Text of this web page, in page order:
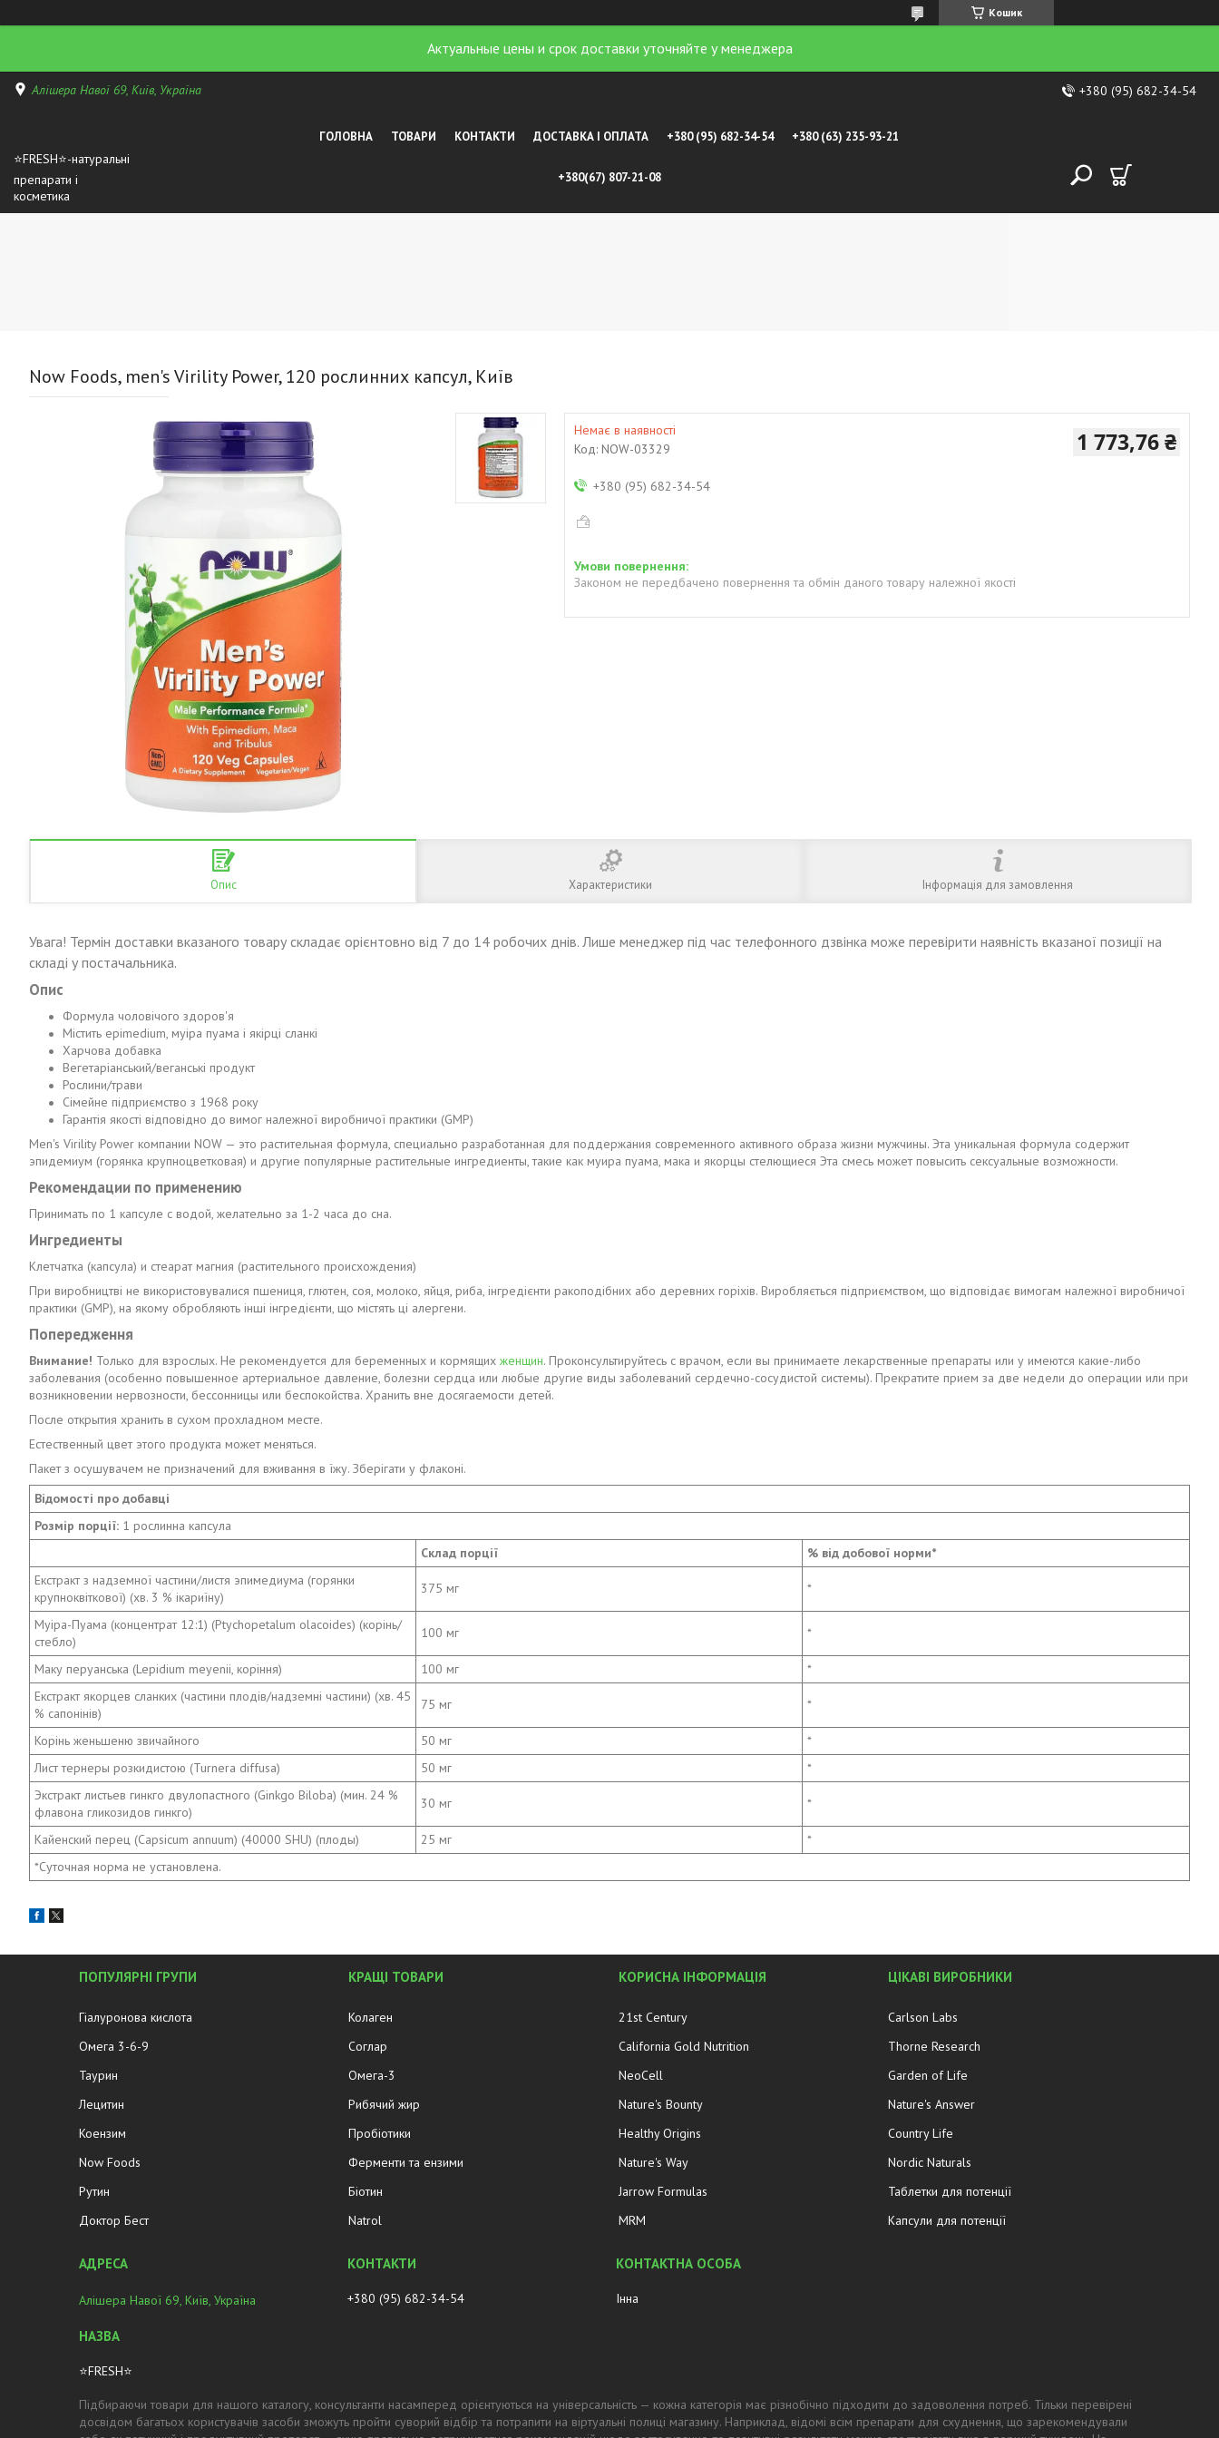
Кошик
Актуальные цены и срок доставки уточняйте у менеджера
Алішера Навої 69, Київ, Україна +380 (95) 682-34-54
⭐FRESH⭐-натуральні
препарати і
косметика
ГОЛОВНА ТОВАРИ КОНТАКТИ ДОСТАВКА І ОПЛАТА +380 (95) 682-34-54 +380 (63) 235-93-21
+380(67) 807-21-08
Now Foods, men's Virility Power, 120 рослинних капсул, Київ
Немає в наявності
Код: NOW-03329 1 773,76 ₴
+380 (95) 682-34-54
Законом не передбачено повернення та обмін даного товару належної якості
Опис Характеристики Інформація для замовлення
Увага! Термін доставки вказаного товару складає орієнтовно від 7 до 14 робочих днів. Лише менеджер під час телефонного дзвінка може перевірити наявність вказаної позиції на
складі у постачальника.
Опис
Формула чоловічого здоров'я
Містить epimedium, муіра пуама і якірці сланкі
Харчова добавка
Вегетаріанський/веганські продукт
Рослини/трави
Сімейне підприємство з 1968 року
Гарантія якості відповідно до вимог належної виробничої практики (GMP)
Men's Virility Power компании NOW — это растительная формула, специально разработанная для поддержания современного активного образа жизни мужчины. Эта уникальная формула содержит
эпидемиум (горянка крупноцветковая) и другие популярные растительные ингредиенты, такие как муира пуама, мака и якорцы стелющиеся Эта смесь может повысить сексуальные возможности.
Рекомендации по применению
Принимать по 1 капсуле с водой, желательно за 1-2 часа до сна.
Ингредиенты
Клетчатка (капсула) и стеарат магния (растительного происхождения)
При виробництві не використовувалися пшениця, глютен, соя, молоко, яйця, риба, інгредієнти ракоподібних або деревних горіхів. Виробляється підприємством, що відповідає вимогам належної виробничої
практики (GMP), на якому обробляють інші інгредієнти, що містять ці алергени.
Попередження
Внимание! Только для взрослых. Не рекомендуется для беременных и кормящих женщин. Проконсультируйтесь с врачом, если вы принимаете лекарственные препараты или у имеются какие-либо
заболевания (особенно повышенное артериальное давление, болезни сердца или любые другие виды заболеваний сердечно-сосудистой системы). Прекратите прием за две недели до операции или при
возникновении нервозности, бессонницы или беспокойства. Хранить вне досягаемости детей.
После открытия хранить в сухом прохладном месте.
Естественный цвет этого продукта может меняться.
Пакет з осушувачем не призначений для вживання в їжу. Зберігати у флаконі.
Відомості про добавці
Розмір порції: 1 рослинна капсула
Склад порції
% від добової норми*
Екстракт з надземної частини/листя эпимедиума (горянки
крупноквіткової) (хв. 3 % ікариїну)
375 мг *
Муіра-Пуама (концентрат 12:1) (Ptychopetalum olacoides) (корінь/
стебло)
100 мг *
Маку перуанська (Lepidium meyenii, коріння) 100 мг
*
Екстракт якорцев сланких (частини плодів/надземні частини) (хв. 45
% сапонінів)
75 мг *
Корінь женьшеню звичайного 50 мг
*
Лист тернеры розкидистою (Turnera diffusa)
50 мг
*
Экстракт листьев гинкго двулопастного (Ginkgo Biloba) (мин. 24 %
флавона гликозидов гинкго)
30 мг *
Кайенский перец (Capsicum annuum) (40000 SHU) (плоды) 25 мг
*
*Суточная норма не установлена.
ПОПУЛЯРНІ ГРУПИ
Гіалуронова кислота
Омега 3-6-9
Таурин
Лецитин
Коензим
Now Foods
Рутин
Доктор Бест
КРАЩІ ТОВАРИ
Колаген
Соглар
Омега-3
Рибячий жир
Пробіотики
Ферменти та ензими
Біотин
Natrol
КОРИСНА ІНФОРМАЦІЯ
21st Century
California Gold Nutrition
NeoCell
Nature's Bounty
Healthy Origins
Nature's Way
Jarrow Formulas
MRM
ЦІКАВІ ВИРОБНИКИ
Carlson Labs
Thorne Research
Garden of Life
Nature's Answer
Country Life
Nordic Naturals
Таблетки для потенції
Капсули для потенції
Алішера Навої 69, Київ, Україна
⭐FRESH⭐
+380 (95) 682-34-54 Інна
Підбираючи товари для нашого каталогу, консультанти насамперед орієнтуються на універсальність — кожна категорія має різнобічно підходити до задоволення потреб. Тільки перевірені
досвідом багатьох користувачів засоби зможуть пройти суворий відбір та потрапити на віртуальні полиці магазину. Наприклад, відомі всім препарати для схуднення, що зарекомендували